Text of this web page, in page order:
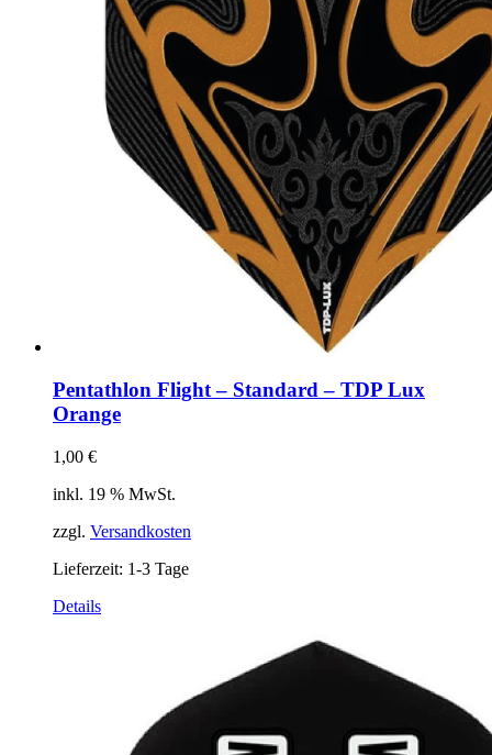
Pentathlon Flight – Standard – TDP Lux
Orange
1,00 €
inkl. 19 % MwSt.
zzgl. Versandkosten
Lieferzeit: 1-3 Tage
Details